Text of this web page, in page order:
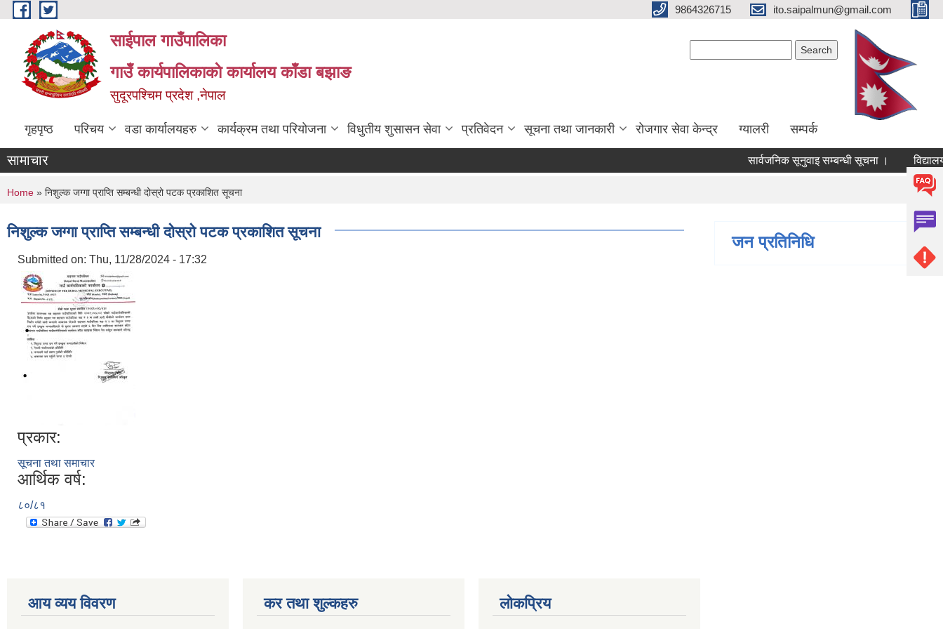
Skip to main content 9864326715 ito.saipalmun@gmail.com
साईपाल गाउँपालिका
गाउँ कार्यपालिकाकाे कार्यालय काँडा बझाङ
सुदूरपश्चिम प्रदेश ,नेपाल
गृहपृष्ठ परिचय वडा कार्यालयहरु कार्यक्रम तथा परियोजना विधुतीय शुसासन सेवा प्रतिवेदन सूचना तथा जानकारी रोजगार सेवा केन्द्र ग्यालरी सम्पर्क
सामाचार सार्वजनिक सूनुवाइ सम्बन्धी सूचना ।
You are here
Home » निशुल्क जग्गा प्राप्ति सम्बन्धी दोस्रो पटक प्रकाशित सूचना
निशुल्क जग्गा प्राप्ति सम्बन्धी दोस्रो पटक प्रकाशित सूचना
Submitted on: Thu, 11/28/2024 - 17:32
प्रकार:
सूचना तथा समाचार
आर्थिक वर्ष:
८०/८१
जन प्रतिनिधि
आय व्यय विवरण कर तथा शुल्कहरु लोकप्रिय